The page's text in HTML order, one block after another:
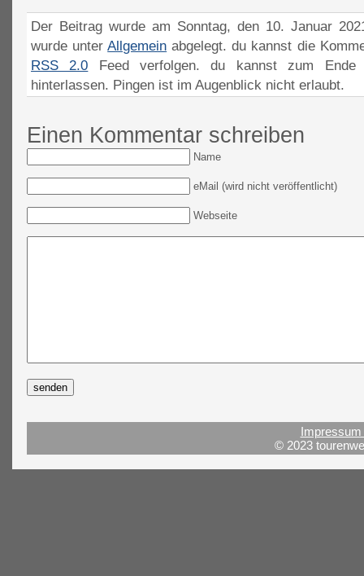
Der Beitrag wurde am Sonntag, den 10. Januar
wurde unterAllgemein abgelegt. du kannst die
RSS 2.0 Feed verfolgen. du kannst zum Ende
hinterlassen. Pingen ist im Augenblick nicht erlaubt.
Einen Kommentar schreiben
Name
eMail (wird nicht veröffentlicht)
Webseite
© 2023